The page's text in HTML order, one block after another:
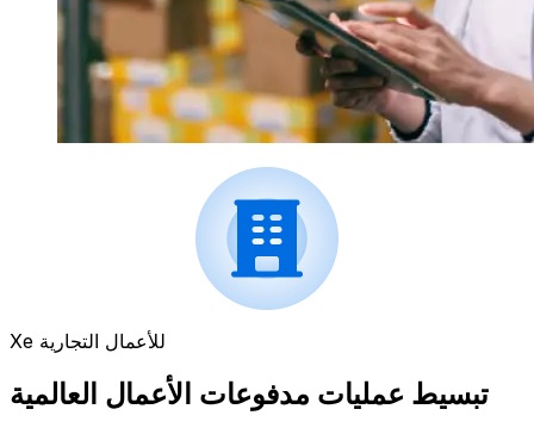
Xe للأعمال التجارية
تبسيط عمليات مدفوعات الأعمال العالمية